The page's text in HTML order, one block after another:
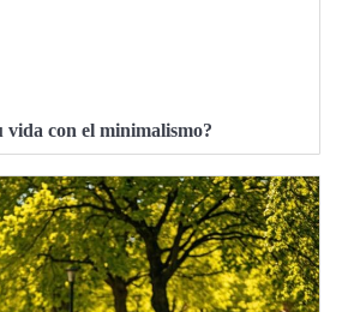
con el minimalismo?